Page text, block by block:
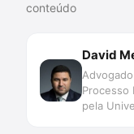
conteúdo
David
Processo
pela